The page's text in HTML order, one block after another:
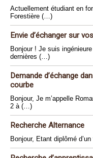
Actuellement étudiant en
Forestière (…)
Envie d’échanger sur
Bonjour ! Je suis
dernières (…)
Demande d’échange
courbe
Bonjour, Je m’appelle
2 à (…)
Recherche Alternance
Bonjour, Etant diplômé